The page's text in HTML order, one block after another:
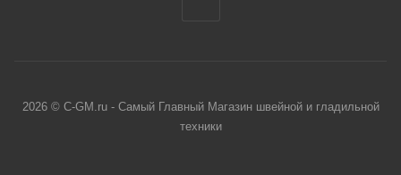
2026 © C-GM.ru - Самый Главный Магазин швейной и гладильной
техники